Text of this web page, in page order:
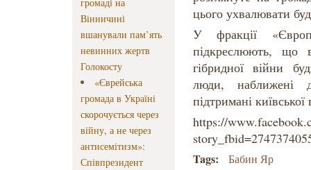
Вінничині
вшанували пам’ять
невинних жертв
Голокосту
«Єврейська
громада в Україні
скорочується через
війну, а не через
антисемітизм»:
Співпрезидент
цього ухвалювати
У фракції
підкреслюють, що в
гібридної війни
люди, наближені
підтримані
https://
Tags: Бабин Яр